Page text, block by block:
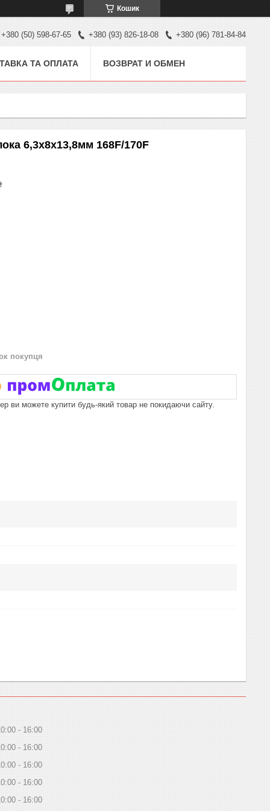
Кошик
+380 (50) 598-67-65 +380 (93) 826-18-08 +380 (96) 781-84-84
ТА ОПЛАТА ВОЗВРАТ И ОБМЕН
6,3x8x13,8мм 168F/170F
покупця
ви можете купити будь-який товар не покидаючи сайту.
16:00
16:00
16:00
16:00
16:00